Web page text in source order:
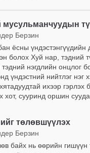
мусульманчуудын
Берзин
ёсны үндэстэнгүүдийн
болох Хуй нар, тэдний
нэгдлийн онцлог
үндэстний нийтлэг нэг
ихээр гэрлэх
хот, сууринд оршин
төлөвшүүлэх
Берзин
байх нь өөрийн гишүүн